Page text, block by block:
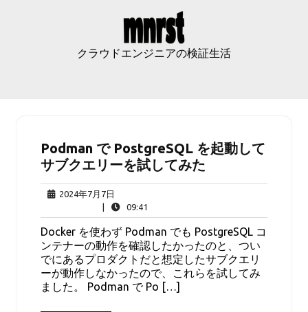
クラウドエンジニアの検証生活
Podman で PostgreSQL を起動して
サブクエリーを試してみた
2024年7月7日
年
7
月
7
日
09:41
Docker を使わず Podman でも PostgreSQL コ
ンテナーの動作を確認したかったのと、つい
でにあるプロダクトだと想定したサブクエリ
ーが動作しなかったので、これらを試してみ
ました。 Podman で Po […]